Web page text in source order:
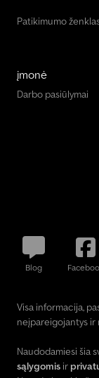
Patikimumo
įmonė
Darbo pasiūlymai
Blog
Visa informacija,
neįpareigojantys ir
Naudodamiesi šia
sąlygomis ir